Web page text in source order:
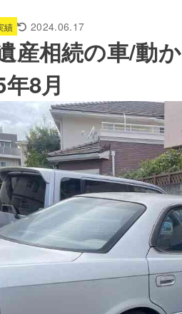
績 2024.06.17
産相続の車/動
8月